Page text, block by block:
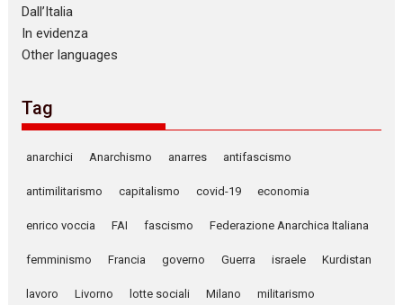
Dall’Italia
In evidenza
Other languages
Tag
anarchici Anarchismo anarres antifascismo
antimilitarismo capitalismo covid-19 economia
enrico voccia FAI fascismo Federazione Anarchica Italiana
femminismo Francia governo Guerra israele Kurdistan
lavoro Livorno lotte sociali Milano militarismo